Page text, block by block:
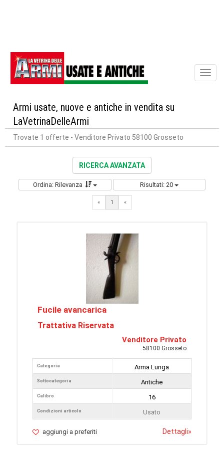
Armi usate, nuove e antiche in vendita su
LaVetrinaDelleArmi
Trovate 1 offerte - Venditore Privato 58100 Grosseto
RICERCA AVANZATA
Ordina: Rilevanza Risultati: 20
« 1 «
Fucile avancarica
Trattativa Riservata
Venditore Privato
58100 Grosseto
Categoria
Sottocategoria
Calibro
Condizioni articolo
Arma Lunga
Antiche
16
Usato
aggiungi a preferiti Dettagli»